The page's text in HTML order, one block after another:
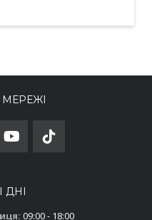
МЕРЕЖІ
ДНІ
09:00 - 18:00